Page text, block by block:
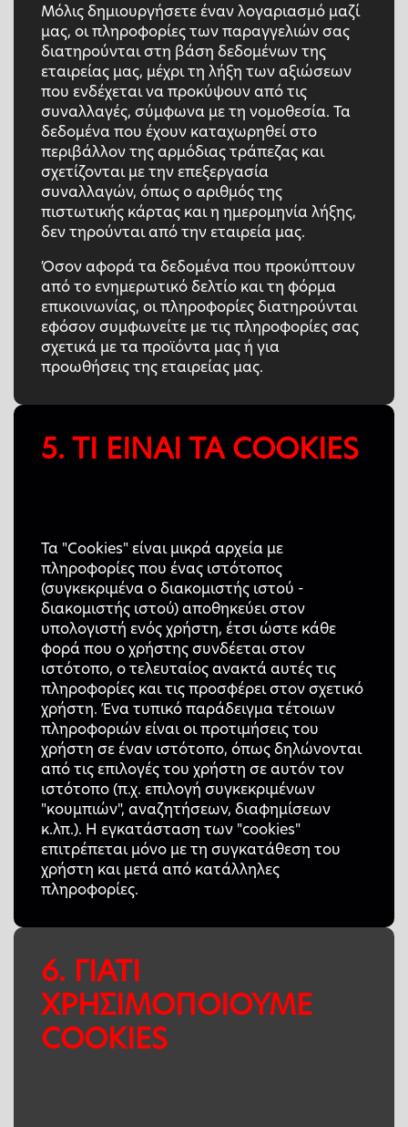
Μόλις δημιουργήσετε έναν λογαριασμό μαζί
μας, οι πληροφορίες των παραγγελιών σας
διατηρούνται στη βάση δεδομένων της
εταιρείας μας, μέχρι τη λήξη των αξιώσεων
που ενδέχεται να προκύψουν από τις
συναλλαγές, σύμφωνα με τη νομοθεσία. Τα
δεδομένα που έχουν καταχωρηθεί στο
περιβάλλον της αρμόδιας τράπεζας και
σχετίζονται με την επεξεργασία
συναλλαγών, όπως ο αριθμός της
πιστωτικής κάρτας και η ημερομηνία λήξης,
δεν τηρούνται από την εταιρεία μας.
Όσον αφορά τα δεδομένα που προκύπτουν
από το ενημερωτικό δελτίο και τη φόρμα
επικοινωνίας, οι πληροφορίες διατηρούνται
εφόσον συμφωνείτε με τις πληροφορίες σας
σχετικά με τα προϊόντα μας ή για
προωθήσεις της εταιρείας μας.
5. ΤΙ ΕΙΝΑΙ ΤΑ COOKIES
Τα "Cookies" είναι μικρά αρχεία με
πληροφορίες που ένας ιστότοπος
(συγκεκριμένα ο διακομιστής ιστού -
διακομιστής ιστού) αποθηκεύει στον
υπολογιστή ενός χρήστη, έτσι ώστε κάθε
φορά που ο χρήστης συνδέεται στον
ιστότοπο, ο τελευταίος ανακτά αυτές τις
πληροφορίες και τις προσφέρει στον σχετικό
χρήστη. Ένα τυπικό παράδειγμα τέτοιων
πληροφοριών είναι οι προτιμήσεις του
χρήστη σε έναν ιστότοπο, όπως δηλώνονται
από τις επιλογές του χρήστη σε αυτόν τον
ιστότοπο (π.χ. επιλογή συγκεκριμένων
"κουμπιών", αναζητήσεων, διαφημίσεων
κ.λπ.). Η εγκατάσταση των "cookies"
επιτρέπεται μόνο με τη συγκατάθεση του
χρήστη και μετά από κατάλληλες
πληροφορίες.
6. ΓΙΑΤΙ
ΧΡΗΣΙΜΟΠΟΙΟΥΜΕ
COOKIES